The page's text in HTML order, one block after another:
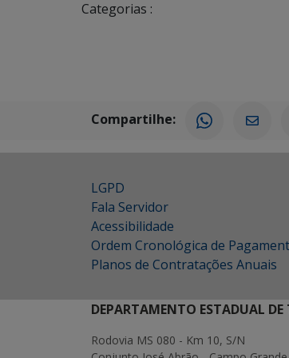
Categorias :
Compartilhe:
LGPD
Fala Servidor
Acessibilidade
Ordem Cronológica de
Planos de Contratações Anuais
DEPARTAMENTO ESTADUAL
Rodovia MS 080 - Km 10, S/N